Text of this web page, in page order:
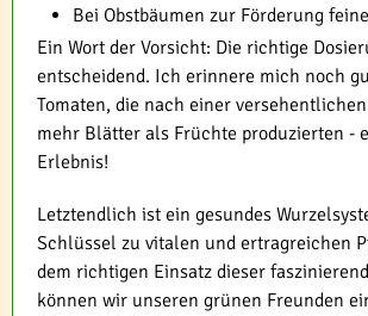
Bei Obstbäumen zur Förderung
Ein Wort der Vorsicht: Die richtige
entscheidend. Ich erinnere mich noch
Tomaten, die nach einer
mehr Blätter als Früchte produzierten -
Erlebnis!
Letztendlich ist ein gesundes
Schlüssel zu vitalen und ertragreichen
dem richtigen Einsatz dieser
können wir unseren grünen Freunden